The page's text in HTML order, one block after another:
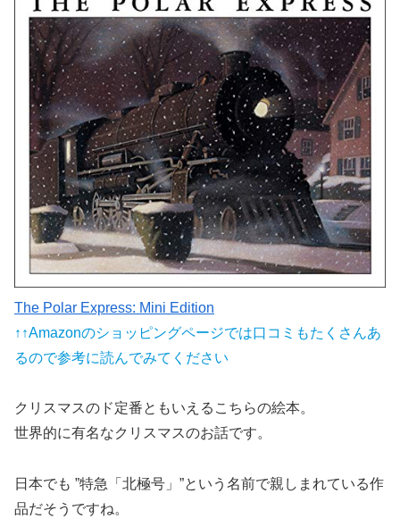
The Polar Express: Mini Edition
↑↑Amazonのショッピングページでは口コミもたくさんあ
るので参考に読んでみてください
クリスマスのド定番ともいえるこちらの絵本。
世界的に有名なクリスマスのお話です。
日本でも ”特急「北極号」”という名前で親しまれている作
品だそうですね。